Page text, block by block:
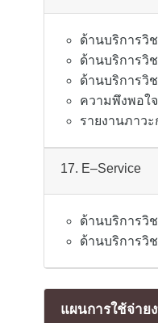
ด้านบริการวิ
ด้านบริการวิ
ด้านบริการวิ
ความพึงพอใ
รายงานภาว
17. E–Service
ด้านบริการวิ
ด้านบริการวิ
แผนการใช้จ่าย